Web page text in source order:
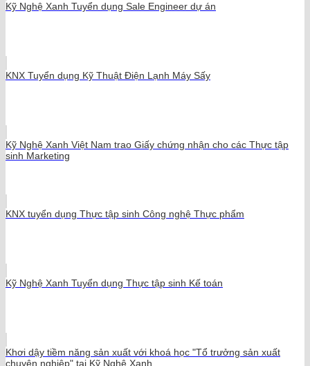
Kỹ Nghệ Xanh Tuyển dụng Sale Engineer dự án
KNX Tuyển dụng Kỹ Thuật Điện Lạnh Máy Sấy
Kỹ Nghệ Xanh Việt Nam trao Giấy chứng nhận cho các Thực tập
sinh Marketing
KNX tuyển dụng Thực tập sinh Công nghệ Thực phẩm
Kỹ Nghệ Xanh Tuyển dụng Thực tập sinh Kế toán
Khơi dậy tiềm năng sản xuất với khoá học "Tổ trưởng sản xuất
chuyên nghiệp" tại Kỹ Nghệ Xanh